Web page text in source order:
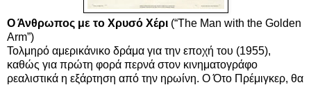
Ο Άνθρωπος με το Χρυσό Χέρι (“The Man with the Golden
Arm”)
Τολμηρό αμερικάνικο δράμα για την εποχή του (1955),
καθώς για πρώτη φορά περνά στον κινηματογράφο
ρεαλιστικά η εξάρτηση από την ηρωίνη. Ο Ότο Πρέμιγκερ, θα